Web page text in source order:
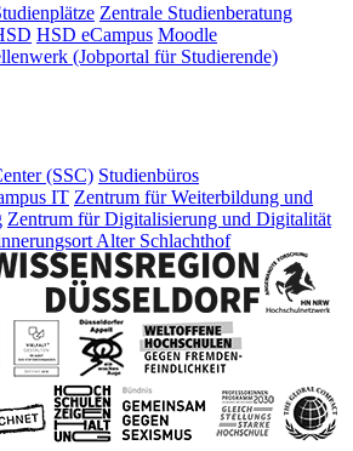
Zentrale Studienberatung
HSD eCampus Moodle
(Jobportal für Studierende)
(SSC) Studienbüros
IT Zentrum für Weiterbildung und
Zentrum für Digitalisierung und Digitalität
Alter Schlachthof